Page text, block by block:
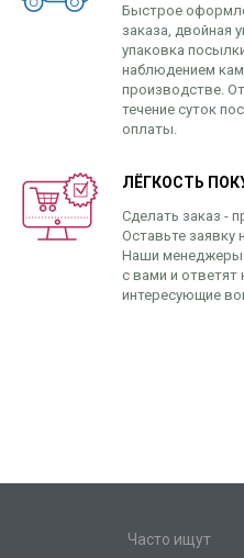
Быстрое
заказа, двойная
упаковка
наблюдением
производстве.
течение суток
оплаты.
ЛЁГКОСТЬ
Сделать заказ -
Оставьте заявку
Наши менеджеры
с вами и ответят
интересующие
Часто ищут